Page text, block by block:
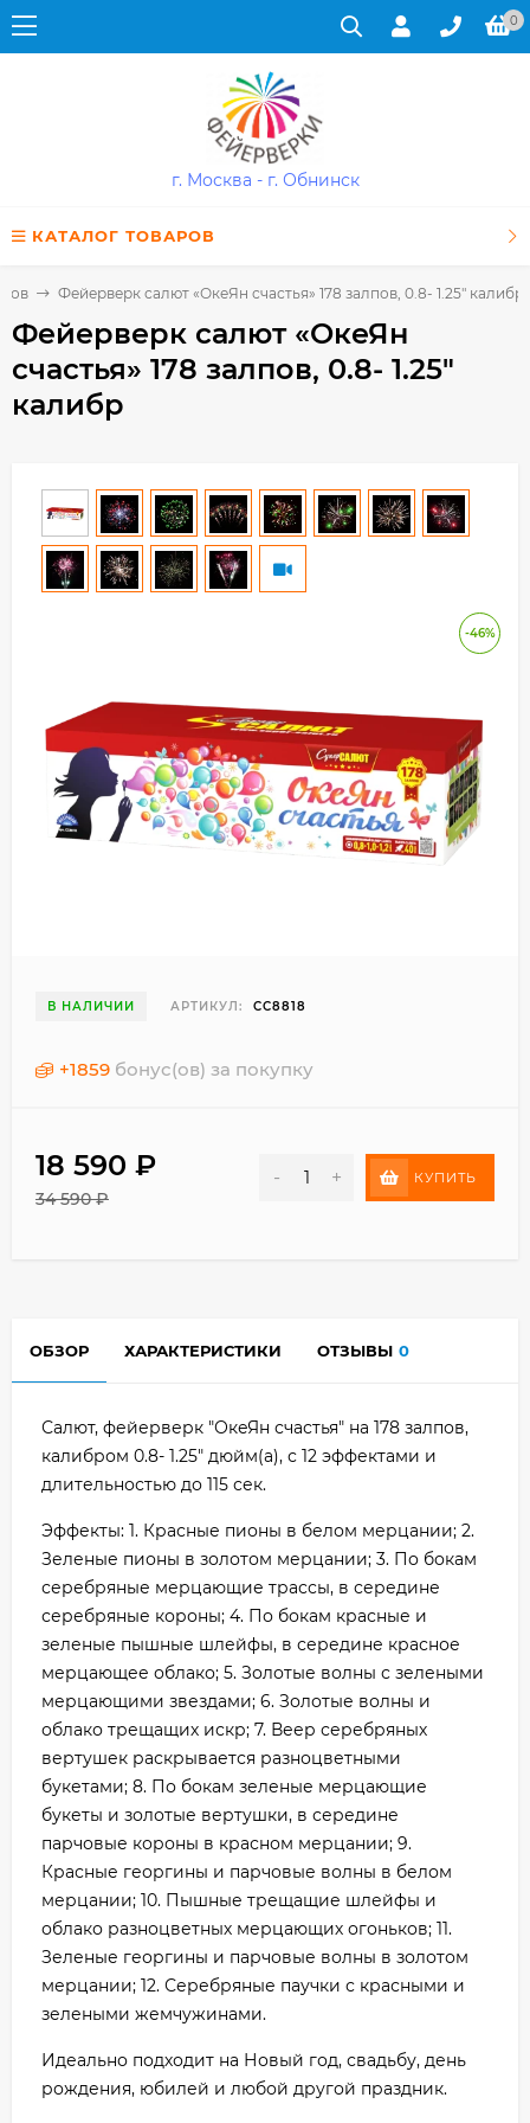
0
г. Москва - г. Обнинск
КАТАЛОГ ТОВАРОВ
Фейерверк салют «ОкеЯн счастья» 178 залпов, 0.8- 1.25" калибр
Фейерверк салют «ОкеЯн
счастья» 178 залпов, 0.8- 1.25"
калибр
-46%
В НАЛИЧИИ АРТИКУЛ: СС8818
+1859 бонус(ов) за покупку
18 590 ₽
34 590₽
- + КУПИТЬ
ОБЗОР ХАРАКТЕРИСТИКИ ОТЗЫВЫ 0
Салют, фейерверк "ОкеЯн счастья" на 178 залпов,
калибром 0.8- 1.25" дюйм(а), с 12 эффектами и
длительностью до 115 сек.
Эффекты: 1. Красные пионы в белом мерцании; 2.
Зеленые пионы в золотом мерцании; 3. По бокам
серебряные мерцающие трассы, в середине
серебряные короны; 4. По бокам красные и
зеленые пышные шлейфы, в середине красное
мерцающее облако; 5. Золотые волны с зелеными
мерцающими звездами; 6. Золотые волны и
облако трещащих искр; 7. Веер серебряных
вертушек раскрывается разноцветными
букетами; 8. По бокам зеленые мерцающие
букеты и золотые вертушки, в середине
парчовые короны в красном мерцании; 9.
Красные георгины и парчовые волны в белом
мерцании; 10. Пышные трещащие шлейфы и
облако разноцветных мерцающих огоньков; 11.
Зеленые георгины и парчовые волны в золотом
мерцании; 12. Серебряные паучки с красными и
зелеными жемчужинами.
Идеально подходит на Новый год, свадьбу, день
рождения, юбилей и любой другой праздник.